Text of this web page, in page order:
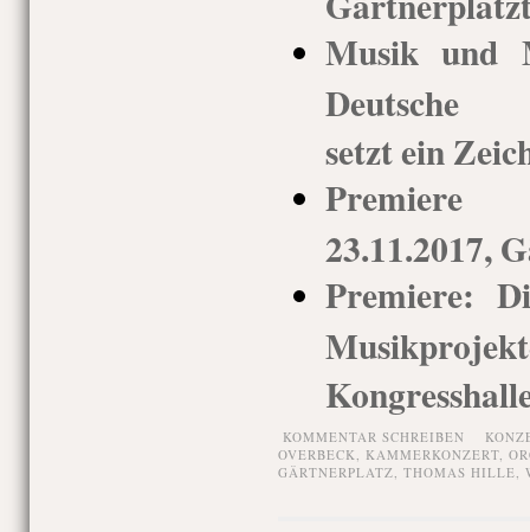
Musik und
Deutsche
setzt ein
Premiere
23.11.2017,
Premiere:
KOMMENTAR SCHREIBEN
OVERBECK, KAMMERKONZERT,
GÄRTNERPLATZ, THOMAS HILLE,